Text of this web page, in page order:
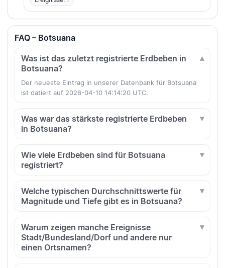
FAQ – Botsuana
Was ist das zuletzt registrierte Erdbeben in
Botsuana?
Der neueste Eintrag in unserer Datenbank für Botsuana
ist datiert auf 2026-04-10 14:14:20 UTC.
Was war das stärkste registrierte Erdbeben
in Botsuana?
Wie viele Erdbeben sind für Botsuana
registriert?
Welche typischen Durchschnittswerte für
Magnitude und Tiefe gibt es in Botsuana?
Warum zeigen manche Ereignisse
Stadt/Bundesland/Dorf und andere nur
einen Ortsnamen?